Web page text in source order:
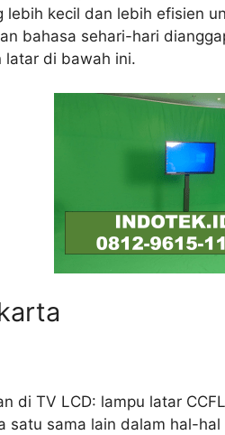
kecil dan lebih efisien
bahasa sehari-hari
latar di bawah ini.
di TV LCD: lampu latar
sama lain dalam hal-